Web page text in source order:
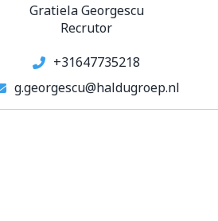
Gratiela Georgescu
Recrutor
+31647735218
g.georgescu@haldugroep.nl